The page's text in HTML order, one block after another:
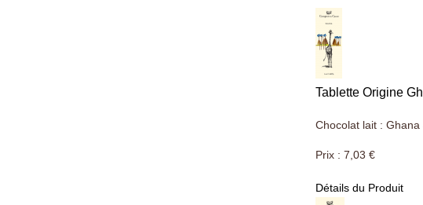
Tablette Origine
Chocolat lait :
Prix : 7,03 €
Détails du Produit